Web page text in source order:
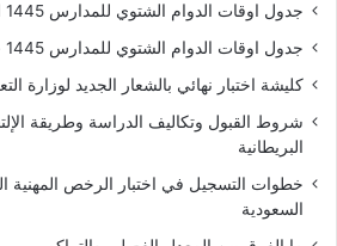
جدول اوقات الدوام الشتوي للمدارس 1445 الدمام
جدول اوقات الدوام الشتوي للمدارس 1445 حائل
كليشة اختبار نهائي بالشعار الجديد لوزارة
شروط القبول وتكاليف الدراسة وطريقة
البريطانية
خطوات التسجيل في اختبار الرخص المهنية
السعودية